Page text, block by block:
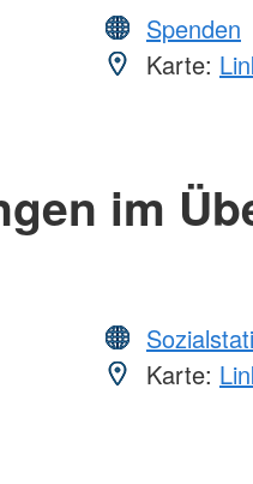
Spenden
Karte:
im
Karte: